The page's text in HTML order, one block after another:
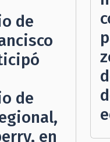
de
de
en